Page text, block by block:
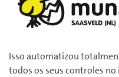
Isso automatizou
todos os seus controles